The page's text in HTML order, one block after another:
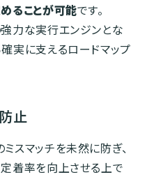
ることが可能です。
力な実行エンジンとな
実に支えるロードマップ
止
スマッチを未然に防ぎ、
着率を向上させる上で